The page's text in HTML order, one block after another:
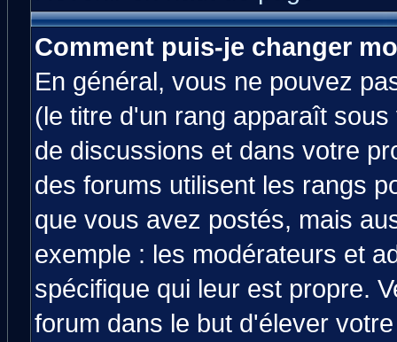
Comment puis-je changer
En général, vous ne pouvez
(le titre d'un rang apparaît
de discussions et dans votre
des forums utilisent les rangs
que vous avez postés, mais
exemple : les modérateurs et
spécifique qui leur est propre.
forum dans le but d'élever